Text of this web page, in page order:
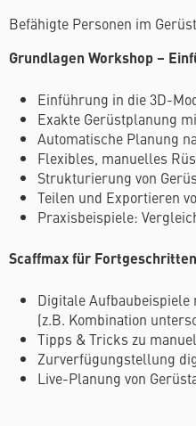
Befähigte Personen im
Grundlagen Workshop –
Einführung in die 3D-
Exakte Gerüstplanung
Automatische Planung
Flexibles, manuelles
Strukturierung von
Teilen und Exportieren
Praxisbeispiele:
Scaffmax für
Digitale Aufbaubeispiele
(z.B. Kombination
Tipps & Tricks zu
Zurverfügungstellung
Live-Planung von